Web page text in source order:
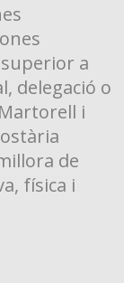
a
delegació o
i
de
física i